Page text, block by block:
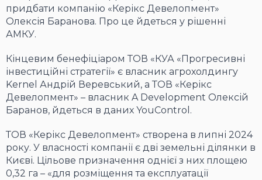
придбати компанію «Керікс Девелопмент»
Олексія Баранова. Про це йдеться у рішенні
АМКУ.
Кінцевим бенефіціаром ТОВ «КУА «Прогресивні
інвестиційні стратегії» є власник агрохолдингу
Kernel Андрій Веревський, а ТОВ «Керікс
Девелопмент» – власник A Development Олексій
Баранов, йдеться в даних YouControl.
ТОВ «Керікс Девелопмент» створена в липні 2024
року. У власності компанії є дві земельні ділянки в
Києві. Цільове призначення однієї з них площею
0,32 га – «для розміщення та експлуатації